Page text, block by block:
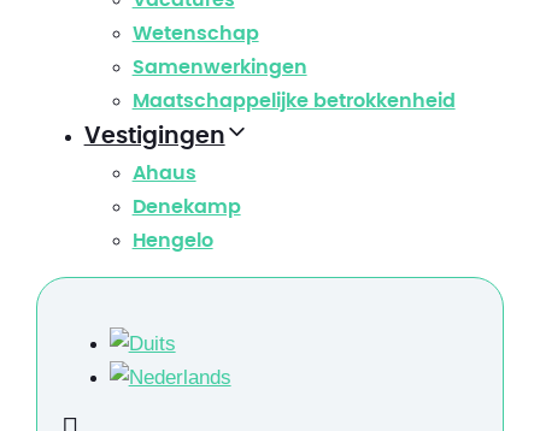
Wetenschap
Samenwerkingen
Maatschappelijke betrokkenheid
Vestigingen
Ahaus
Denekamp
Hengelo